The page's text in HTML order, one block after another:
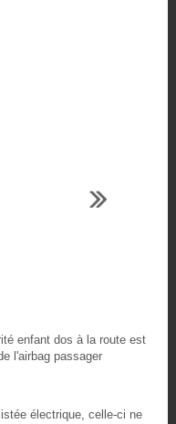
enfant dos à la route est
l'airbag passager
électrique, celle-ci ne